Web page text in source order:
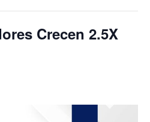
Crecen 2.5X